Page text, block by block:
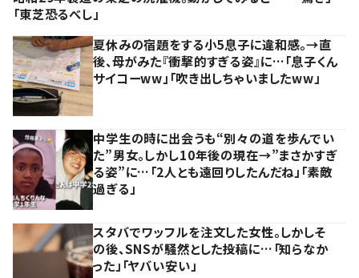
「東芝恐るべし」
夏休みの宿題をする小5息子に違和感。→直
後、母がみた『衝撃的すぎる姿』に…「息子くん
サイコーww」「吹き出しちゃいましたww」
中学生の時に出会うも“別々の道を歩んでい
た”男女。しかし10年後の現在→”まさかすぎ
る姿”に…「2人とも遠回りしたんだね」「素敵
過ぎる」
スタバでワッフルを注文した女性。しかしそ
の後、SNSが騒然とした投稿に…「知らなか
った」「ヤバい安い」